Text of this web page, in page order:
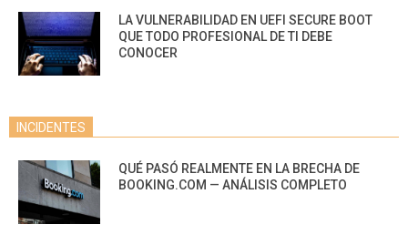
LA VULNERABILIDAD EN UEFI SECURE BOOT
QUE TODO PROFESIONAL DE TI DEBE
CONOCER
INCIDENTES
QUÉ PASÓ REALMENTE EN LA BRECHA DE
BOOKING.COM — ANÁLISIS COMPLETO